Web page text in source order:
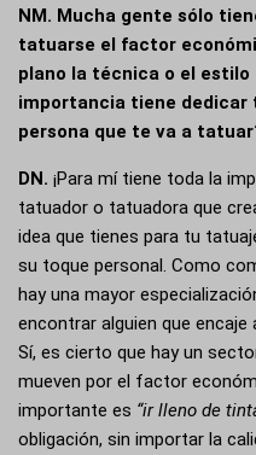
NM. Mucha gente sólo
tatuarse el factor
plano la técnica o el estilo
importancia tiene dedicar
persona que te va a
DN. ¡Para mí tiene toda la
tatuador o tatuadora que
idea que tienes para tu
su toque personal. Como
hay una mayor
encontrar alguien que
Sí, es cierto que hay un
mueven por el factor
importante es “ir lleno de
obligación, sin importar la